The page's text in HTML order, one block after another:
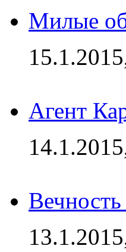
Милые
Агент